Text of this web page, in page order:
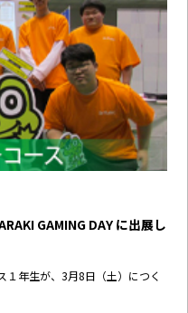
GAMING DAY に出展し
年生が、3月8日（土）につく